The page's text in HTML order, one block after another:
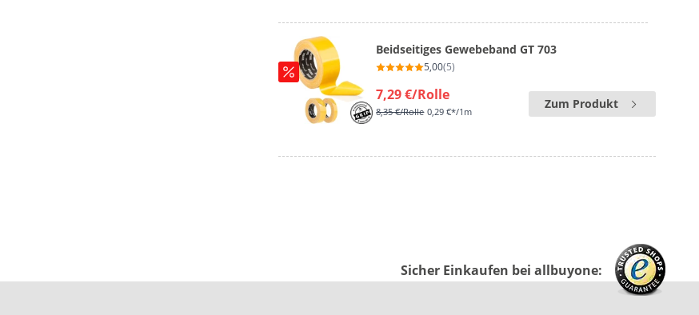
Beidseitiges Gewebeband GT 703
5,00(5)
7,29 €/Rolle
8,35 €/Rolle 0,29 €*/1m
Zum Produkt
Sicher Einkaufen bei allbuyone: